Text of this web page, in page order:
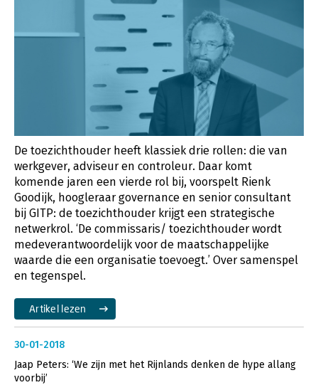
De toezichthouder heeft klassiek drie rollen: die van
werkgever, adviseur en controleur. Daar komt
komende jaren een vierde rol bij, voorspelt Rienk
Goodijk, hoogleraar governance en senior consultant
bij GITP: de toezichthouder krijgt een strategische
netwerkrol. ‘De commissaris/ toezichthouder wordt
medeverantwoordelijk voor de maatschappelijke
waarde die een organisatie toevoegt.’ Over samenspel
en tegenspel.
Artikel lezen
30-01-2018
Jaap Peters: ‘We zijn met het Rijnlands denken de hype allang
voorbij’